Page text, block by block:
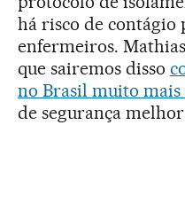
há risco de contágio
enfermeiros.
que sairemos disso
no Brasil muito mais
de segurança